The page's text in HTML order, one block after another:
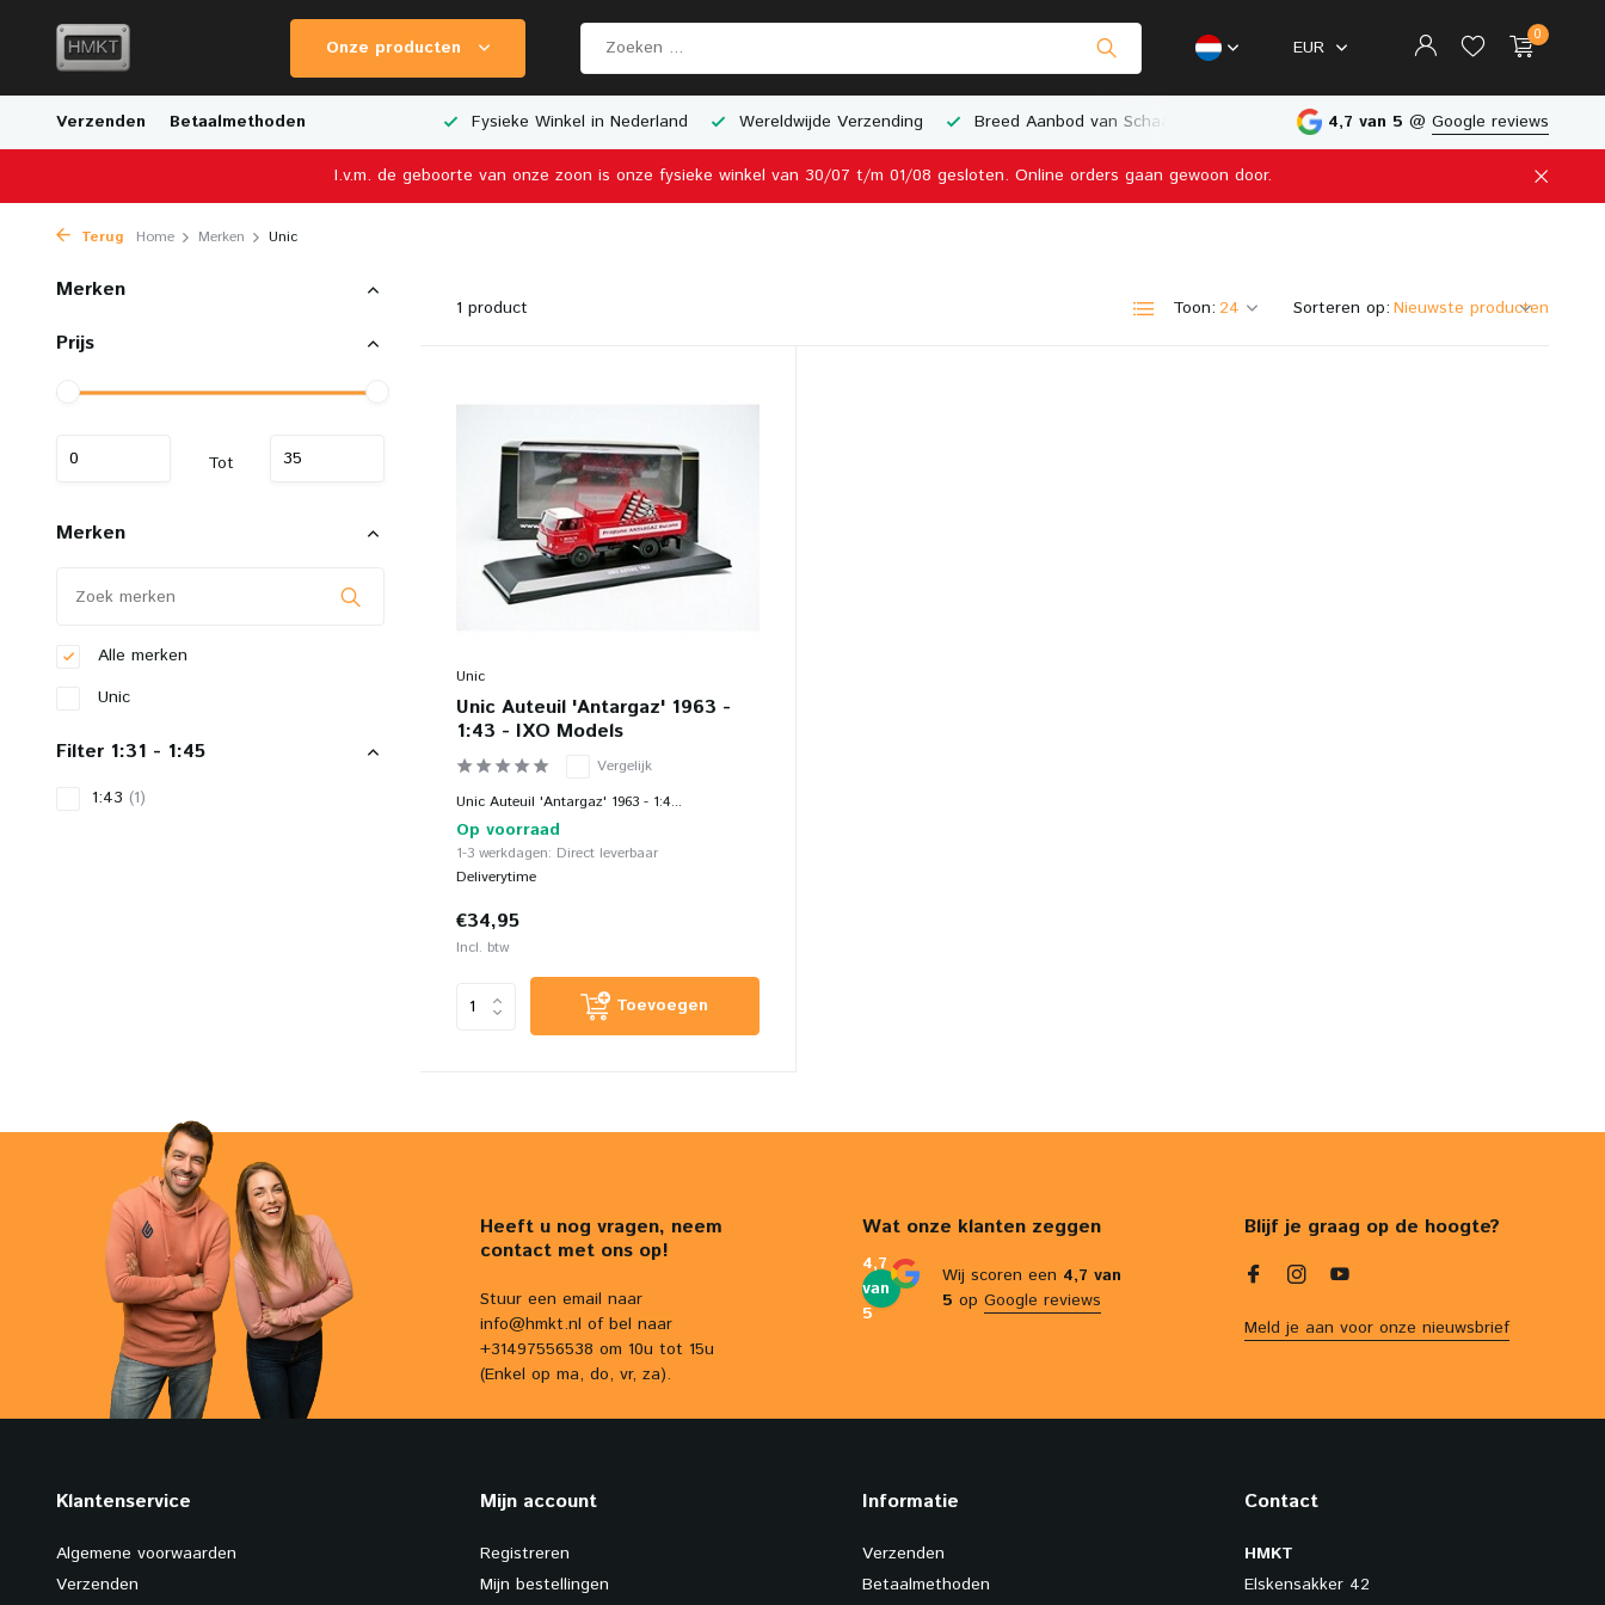
Onze producten EUR
Account aanmaken
0
Verzenden Betaalmethoden
Verzending Breed Aanbod van Schaalmodellen Fysieke Winkel in Nederland Wereldwijde Verzending Breed Aanbod van Schaalmodellen Fysieke Winkel in Nederland
4,7 van 5 @ Google reviews
I.v.m. de geboorte van onze zoon is onze fysieke winkel van 30/07 t/m 01/08 gesloten. Online orders gaan gewoon door.
Terug Home Merken Unic
Merken
Prijs
Tot
Merken
Alle merken
Unic
Filter 1:31 - 1:45
1:43 (1)
1 product Toon: Sorteren op:
Unic
Unic Auteuil 'Antargaz' 1963 -
1:43 - IXO Models
Vergelijk
Unic Auteuil 'Antargaz' 1963 - 1:4...
Op voorraad
1-3 werkdagen: Direct leverbaar
Deliverytime
€34,95
Incl. btw
Toevoegen
Heeft u nog vragen, neem
contact met ons op!
Stuur een email naar
info@hmkt.nl of bel naar
+31497556538 om 10u tot 15u
(Enkel op ma, do, vr, za).
Wat onze klanten zeggen
4,7
van
5
Wij scoren een 4,7 van
5 op Google reviews
Blijf je graag op de hoogte?
Meld je aan voor onze nieuwsbrief
Klantenservice
Algemene voorwaarden
Verzenden
Mijn account
Registreren
Mijn bestellingen
Informatie
Verzenden
Betaalmethoden
Contact
HMKT
Elskensakker 42